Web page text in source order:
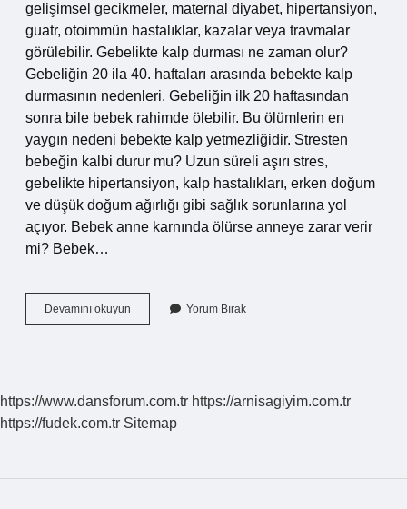
gelişimsel gecikmeler, maternal diyabet, hipertansiyon,
guatr, otoimmün hastalıklar, kazalar veya travmalar
görülebilir. Gebelikte kalp durması ne zaman olur?
Gebeliğin 20 ila 40. haftaları arasında bebekte kalp
durmasının nedenleri. Gebeliğin ilk 20 haftasından
sonra bile bebek rahimde ölebilir. Bu ölümlerin en
yaygın nedeni bebekte kalp yetmezliğidir. Stresten
bebeğin kalbi durur mu? Uzun süreli aşırı stres,
gebelikte hipertansiyon, kalp hastalıkları, erken doğum
ve düşük doğum ağırlığı gibi sağlık sorunlarına yol
açıyor. Bebek anne karnında ölürse anneye zarar verir
mi? Bebek…
Devamını okuyun
Kalp
Yorum Bırak
https://www.dansforum.com.tr https://arnisagiyim.com.tr
https://fudek.com.tr Sitemap